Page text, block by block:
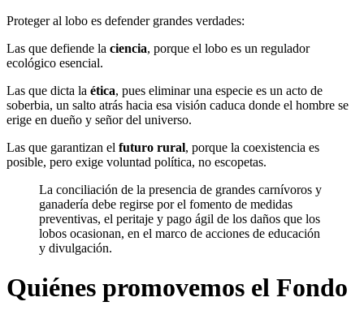
Proteger al lobo es defender grandes verdades:
Las que defiende la ciencia, porque el lobo es un regulador
ecológico esencial.
Las que dicta la ética, pues eliminar una especie es un acto de
soberbia, un salto atrás hacia esa visión caduca donde el hombre se
erige en dueño y señor del universo.
Las que garantizan el futuro rural, porque la coexistencia es
posible, pero exige voluntad política, no escopetas.
La conciliación de la presencia de grandes carnívoros y
ganadería debe regirse por el fomento de medidas
preventivas, el peritaje y pago ágil de los daños que los
lobos ocasionan, en el marco de acciones de educación
y divulgación.
Quiénes promovemos el Fondo